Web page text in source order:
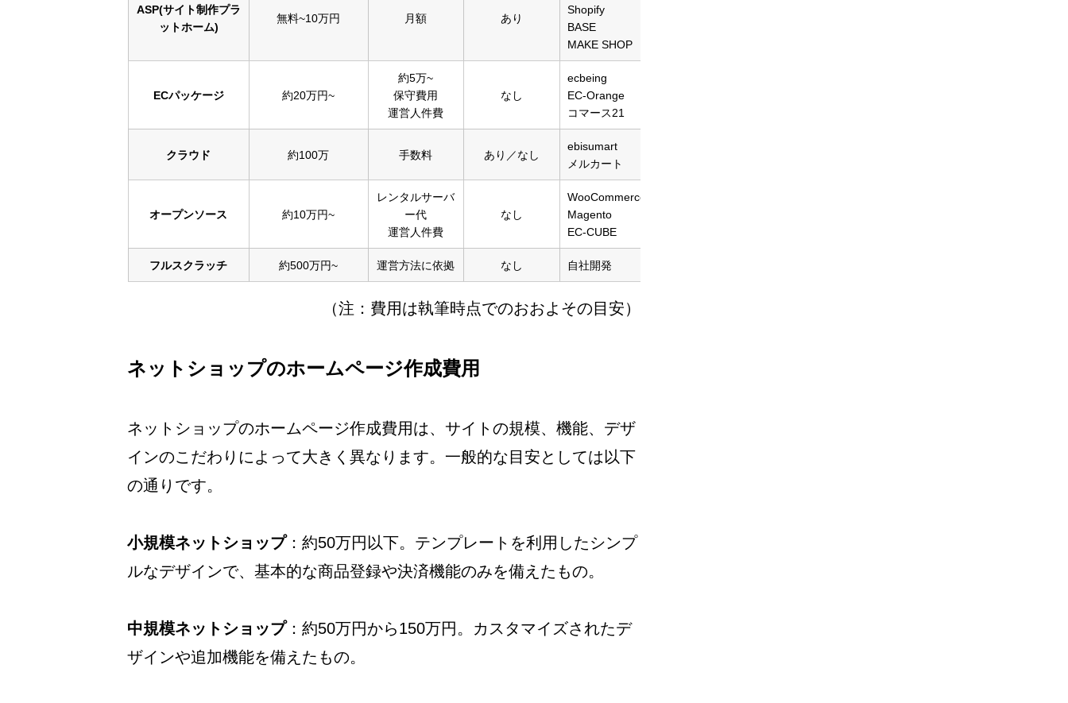
ASP(サイト制作プラ
ットホーム)
無料~10万円 ​月額 あり
Shopify
BASE
MAKE SHOP
ECパッケージ ​約20万円~
​約5万~
保守費用
運営人件費
なし
ecbeing
EC-Orange
コマース21
クラウド ​約100万 ​手数料 あり／なし
​ebisumart
メルカート
オープンソース ​約10万円~
​レンタルサーバ
ー代
運営人件費
なし
WooCommerce
Magento
EC-CUBE
​フルスクラッチ ​約500万円~ ​運営方法に依拠 なし ​自社開発
（注：費用は執筆時点でのおおよその目安）
ネットショップのホームページ作成費用
ネットショップのホームページ作成費用は、サイトの規模、機能、デザ
インのこだわりによって大きく異なります。一般的な目安としては以下
の通りです。
小規模ネットショップ：約50万円以下。テンプレートを利用したシンプ
ルなデザインで、基本的な商品登録や決済機能のみを備えたもの。
中規模ネットショップ：約50万円から150万円。カスタマイズされたデ
ザインや追加機能を備えたもの。